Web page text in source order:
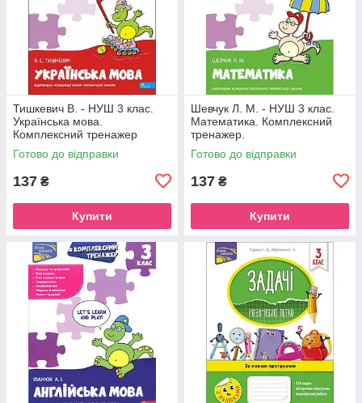
Тишкевич В. - НУШ 3 клас.
Українська мова.
Комплексний тренажер
Готово до відправки
137 ₴
Купити
Шевчук Л. М. - НУШ 3 клас.
Математика. Комплексний
тренажер.
Готово до відправки
137 ₴
Купити